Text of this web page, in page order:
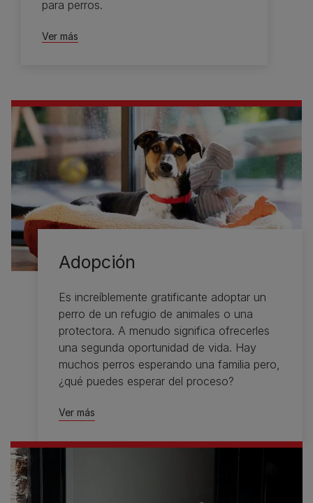
para perros.
Ver más
Adopción
Es increíblemente gratificante adoptar un
perro de un refugio de animales o una
protectora. A menudo significa ofrecerles
una segunda oportunidad de vida. Hay
muchos perros esperando una familia pero,
¿qué puedes esperar del proceso?
Ver más